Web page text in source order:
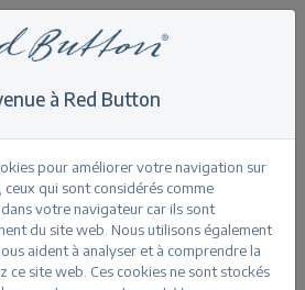
used
à Red Button
pour améliorer votre navigation sur
ceux qui sont considérés comme
votre navigateur car ils sont
du site web. Nous utilisons également
aident à analyser et à comprendre la
ce site web. Ces cookies ne sont stockés